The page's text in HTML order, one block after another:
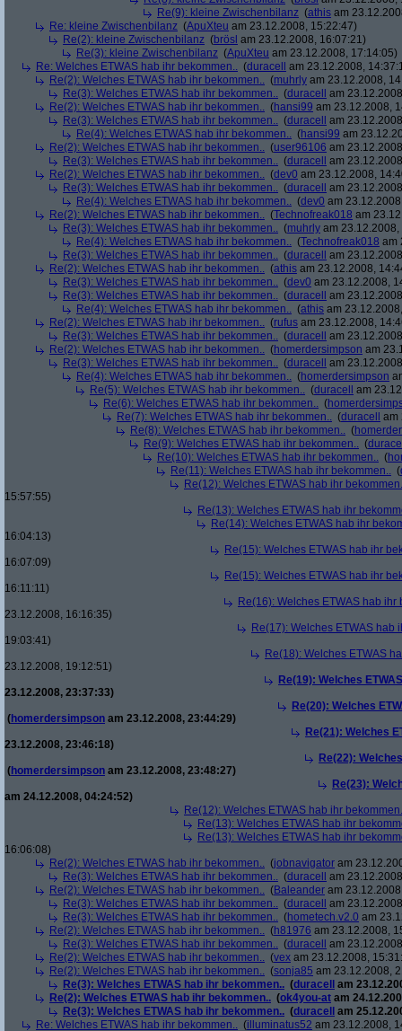
Re(9): kleine Zwischenbilanz (athis am
Re: kleine Zwischenbilanz (ApuXteu am 23.12.2008, 15:22:47)
Re(2): kleine Zwischenbilanz (brösl am 23.12.2008, 16:07:21)
Re(3): kleine Zwischenbilanz (ApuXteu am 23.12.2008, 17:14:05)
Re: Welches ETWAS hab ihr bekommen.. (duracell
am 23.12.2008,
Re(2): Welches ETWAS hab ihr bekommen.. (muhrly am 23.12.2008,
Re(3): Welches ETWAS hab ihr bekommen.. (duracell
am
Re(2): Welches ETWAS hab ihr bekommen.. (hansi99 am 23.12.2008,
Re(3): Welches ETWAS hab ihr bekommen.. (duracell
am
Re(4): Welches ETWAS hab ihr bekommen.. (hansi99 am
Re(2): Welches ETWAS hab ihr bekommen.. (user96106 am
Re(3): Welches ETWAS hab ihr bekommen.. (duracell
am
Re(2): Welches ETWAS hab ihr bekommen.. (dev0 am 23.12.2008,
Re(3): Welches ETWAS hab ihr bekommen.. (duracell
am
Re(4): Welches ETWAS hab ihr bekommen.. (dev0 am
Re(2): Welches ETWAS hab ihr bekommen.. (Technofreak018 am
Re(3): Welches ETWAS hab ihr bekommen.. (muhrly am
Re(4): Welches ETWAS hab ihr bekommen.. (Technofreak018 am
Re(3): Welches ETWAS hab ihr bekommen.. (duracell
am
Re(2): Welches ETWAS hab ihr bekommen.. (athis am 23.12.2008,
Re(3): Welches ETWAS hab ihr bekommen.. (dev0 am 23.12.2008,
Re(3): Welches ETWAS hab ihr bekommen.. (duracell
am
Re(4): Welches ETWAS hab ihr bekommen.. (athis am
Re(2): Welches ETWAS hab ihr bekommen.. (rufus am 23.12.2008,
Re(3): Welches ETWAS hab ihr bekommen.. (duracell
am
Re(2): Welches ETWAS hab ihr bekommen.. (homerdersimpson am
Re(3): Welches ETWAS hab ihr bekommen.. (duracell
am
Re(4): Welches ETWAS hab ihr bekommen.. (homerdersimpson
Re(5): Welches ETWAS hab ihr bekommen.. (duracell
am
Re(6): Welches ETWAS hab ihr bekommen.. (
Re(7): Welches ETWAS hab ihr bekommen.. (duracell
am
Re(8): Welches ETWAS hab ihr bekommen.. (
Re(9): Welches ETWAS hab ihr bekommen.. (
Re(10): Welches ETWAS hab ihr bekommen.. (
Re(11): Welches ETWAS hab ihr bekommen.. (
Re(12): Welches ETWAS hab ihr
15:57:55)
Re(13): Welches ETWAS hab ihr
Re(14): Welches ETWAS hab ihr
16:04:13)
Re(15): Welches ETWAS hab ihr
16:07:09)
Re(15): Welches ETWAS hab ihr
16:11:11)
Re(16): Welches ETWAS hab ihr
23.12.2008, 16:16:35)
Re(17): Welches ETWAS hab
19:03:41)
Re(18): Welches ETWAS
23.12.2008, 19:12:51)
Re(19): Welches
23.12.2008, 23:37:33)
Re(20): Welches
(homerdersimpson am 23.12.2008, 23:44:29)
Re(21): Welches
23.12.2008, 23:46:18)
Re(22):
(homerdersimpson am 23.12.2008, 23:48:27)
Re(23):
am 24.12.2008, 04:24:52)
Re(12): Welches ETWAS hab ihr
Re(13): Welches ETWAS hab ihr
Re(13): Welches ETWAS hab ihr
16:06:08)
Re(2): Welches ETWAS hab ihr bekommen.. (jobnavigator am
Re(3): Welches ETWAS hab ihr bekommen.. (duracell
am
Re(2): Welches ETWAS hab ihr bekommen.. (Baleander am
Re(3): Welches ETWAS hab ihr bekommen.. (duracell
am
Re(3): Welches ETWAS hab ihr bekommen.. (hometech.v2.0 am
Re(2): Welches ETWAS hab ihr bekommen.. (h81976 am 23.12.2008,
Re(3): Welches ETWAS hab ihr bekommen.. (duracell
am
Re(2): Welches ETWAS hab ihr bekommen.. (vex am 23.12.2008,
Re(2): Welches ETWAS hab ihr bekommen.. (sonja85 am 23.12.2008,
Re(3): Welches ETWAS hab ihr bekommen.. (duracell
am
Re(2): Welches ETWAS hab ihr bekommen.. (ok4you-at am
Re(3): Welches ETWAS hab ihr bekommen.. (duracell
am
Re: Welches ETWAS hab ihr bekommen.. (illuminatus52 am 23.12.2008,